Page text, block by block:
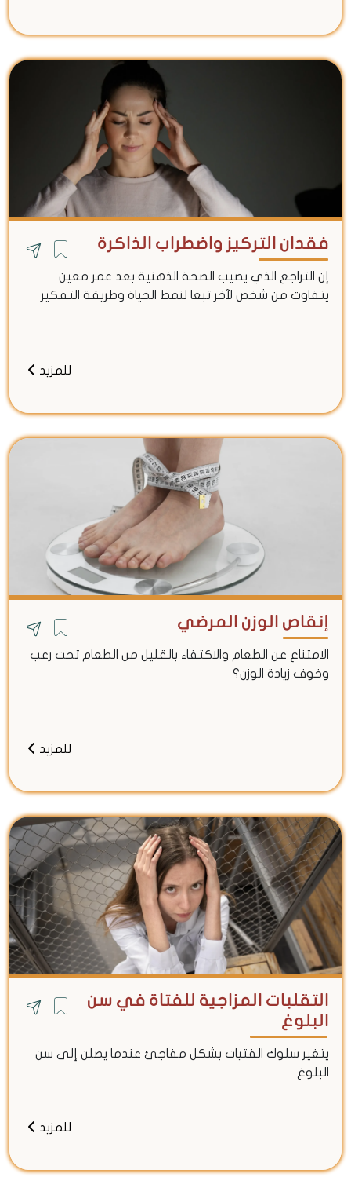
فقدان التركيز واضطراب الذاكرة
إن التراجع الذي يصيب الصحة الذهنية بعد عمر معين
يتفاوت من شخص لآخر تبعا لنمط الحياة وطريقة التفكير
للمزيد
إنقاص الوزن المرضي
الامتناع عن الطعام والاكتفاء بالقليل من الطعام تحت رعب
وخوف زيادة الوزن؟
للمزيد
التقلبات المزاجية للفتاة في سن
البلوغ
يتغير سلوك الفتيات بشكل مفاجئ عندما يصلن إلى سن
البلوغ
للمزيد